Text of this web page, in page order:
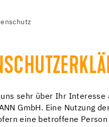
sehr über Ihr
GmbH. Eine Nutzung
eine betroffene